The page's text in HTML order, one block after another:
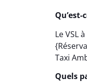
Qu’est-
Le VSL
Taxi
Quels